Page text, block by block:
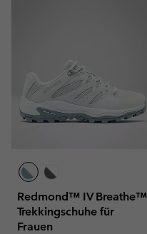
Redmond™ IV Breathe™
Trekkingschuhe für
Frauen